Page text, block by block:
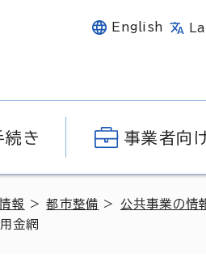
English
続き 事業者向
報 >都市整備 > 公共事業の情
金網